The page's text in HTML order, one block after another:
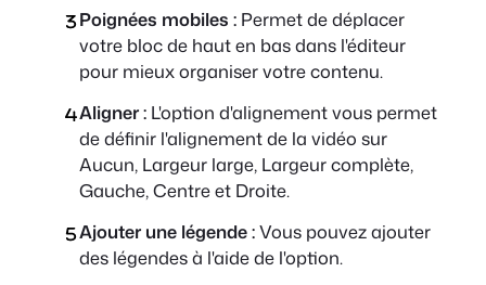
Poignées mobiles : Permet de déplacer
votre bloc de haut en bas dans l'éditeur
pour mieux organiser votre contenu.
Aligner : L'option d'alignement vous permet
de définir l'alignement de la vidéo sur
Aucun, Largeur large, Largeur complète,
Gauche, Centre et Droite.
Ajouter une légende :Vous pouvez ajouter
des légendes à l'aide de l'option.